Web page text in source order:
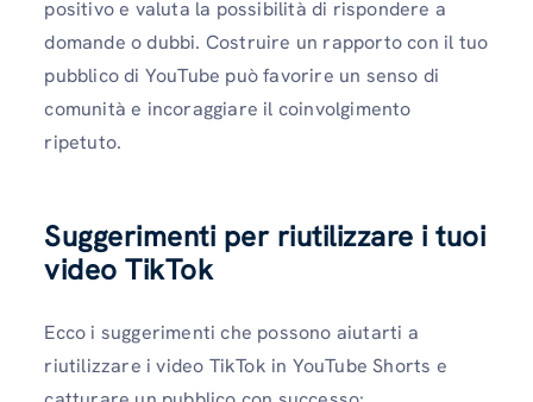
positivo e valuta la possibilità di rispondere a
domande o dubbi. Costruire un rapporto con il tuo
pubblico di YouTube può favorire un senso di
comunità e incoraggiare il coinvolgimento
ripetuto.
Suggerimenti per riutilizzare i tuoi
video TikTok
Ecco i suggerimenti che possono aiutarti a
riutilizzare i video TikTok in YouTube Shorts e